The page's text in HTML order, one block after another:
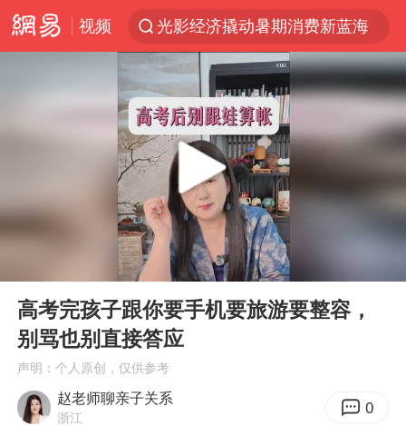
视频
光影经济撬动暑期消费新蓝海
日本发布排名：“中国第一，美日德韩英法居后”
大V：马科斯把路走绝了
黄金牛市回来了吗
杭州全市有序停课
情侣在平潭拍日出时坠崖致一死一伤
检测列车撞人致11死2伤 涉事单位被罚
宇树王兴兴被问了360多个问题
全民健身事业高质量发展
Play
高考完孩子跟你要手机要旅游要整容，
别骂也别直接答应
声明：个人原创，仅供参考
赵老师聊亲子关系
浙江 0